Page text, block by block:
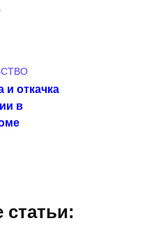
и откачка
в
статьи: